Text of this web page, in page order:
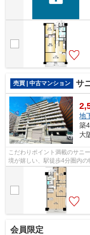
売買 | 中古マンション サ
地
築
大
こだわりポイント満載のサニ
境が嬉しい、駅徒歩4分圏内の
な住環境のマンションです。
会員限定